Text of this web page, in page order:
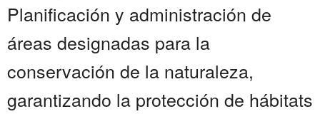
Planificación y administración de
áreas designadas para la
conservación de la naturaleza,
garantizando la protección de hábitats